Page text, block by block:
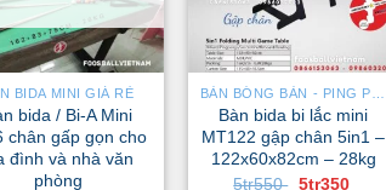
BIDA MINI GIÁ RẺ
bida / Bi-A Mini
chân gấp gọn cho
đình và nhà văn
phòng
BÀN BÓNG BÀN - PING PONG
Bàn bida bi lắc mini
MT122 gập chân 5in1 –
122x60x82cm – 28kg
5tr550 Giá
5tr350